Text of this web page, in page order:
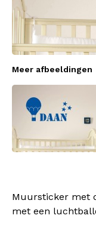
Meer afbeeldingen
Muursticker met
met een